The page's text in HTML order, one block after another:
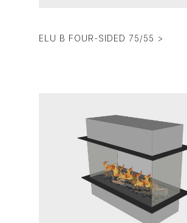
ELU B FOUR-SIDED 75/55 >